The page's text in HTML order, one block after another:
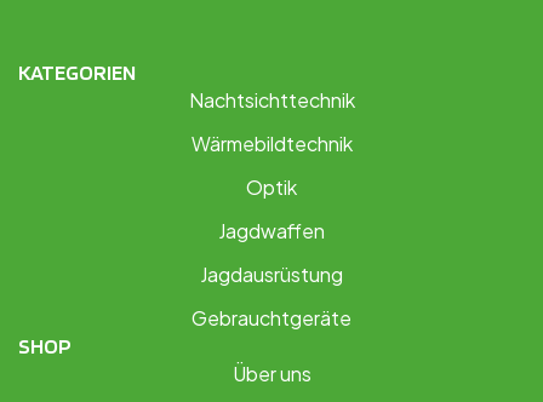
KATEGORIEN
Nachtsichttechnik
Wärmebildtechnik
Optik
Jagdwaffen
Jagdausrüstung
Gebrauchtgeräte
SHOP
Über uns